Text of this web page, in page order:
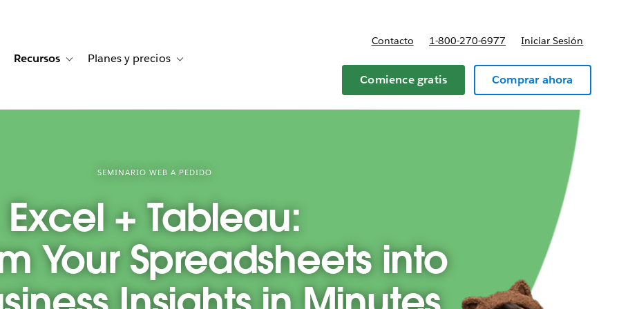
Historias de clientes
sub-navigation for Soluciones
Recursos Toggle sub-navigation for Recursos
Planes y precios Toggle sub-navigation for Planes y precios
Contacto 1-800-270-6977 Iniciar Sesión
Comience gratis Comprar ahora
SEMINARIO WEB A PEDIDO
Excel + Tableau:
Your Spreadsheets into